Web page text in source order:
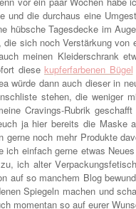
und die durchaus eine
hübsche Tagesdecke im
sich noch Verstärkung von
meinen Kleiderschrank
diese kupferfarbenen Bügel
würde dann auch dieser in
stehen, die weniger
Cravings-Rubrik
ja hier bereits die Maske
gerne noch mehr Produkte
ich einfach gerne etwas
ich alter
auf so manchem Blog
Spiegeln machen und
momentan so auf eurer